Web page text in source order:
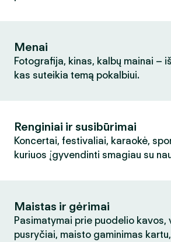
Menai
Fotografija, kinas, kalbų mainai –
kas suteikia temą pokalbiui.
Renginiai ir susibūrimai
Koncertai, festivaliai, karaokė,
kuriuos įgyvendinti smagiau su
Maistas ir gėrimai
Pasimatymai prie puodelio kavos,
pusryčiai, maisto gaminimas